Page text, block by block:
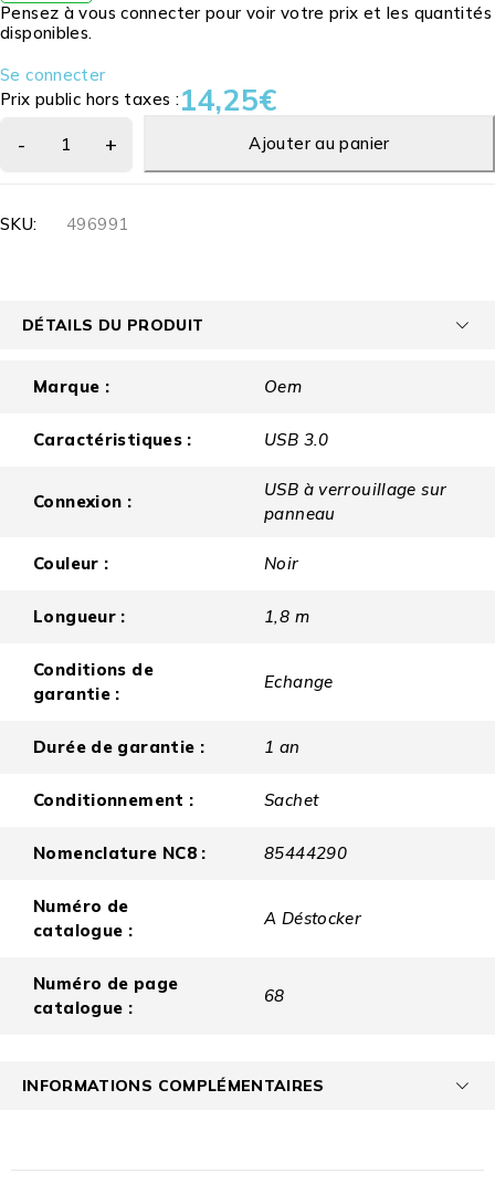
Pensez à vous connecter pour voir votre prix et les quantités
disponibles.
Se connecter
Prix public hors taxes :14,25€
Ajouter au panier
SKU: 496991
DÉTAILS DU PRODUIT
Marque : Oem
Caractéristiques : USB 3.0
Connexion :
USB à verrouillage sur
panneau
Couleur : Noir
Longueur : 1,8 m
Conditions de
garantie :
Echange
Durée de garantie : 1 an
Conditionnement : Sachet
Nomenclature NC8 : 85444290
Numéro de
catalogue :
A Déstocker
Numéro de page
catalogue :
68
INFORMATIONS COMPLÉMENTAIRES